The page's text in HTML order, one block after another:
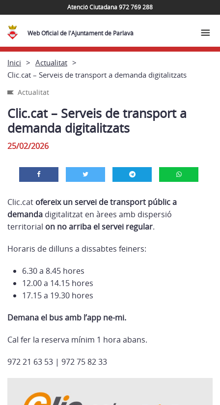
Atenció Ciutadana 972 769 288
Web Oficial de l'Ajuntament de Parlavà
Inici
Actualitat
Clic.cat – Serveis de transport a demanda digitalitzats
Actualitat
Clic.cat – Serveis de transport a
demanda digitalitzats
25/02/2026
Clic.cat ofereix un servei de transport públic a
demanda digitalitzat en àrees amb dispersió
territorial on no arriba el servei regular.
Horaris de dilluns a dissabtes feiners:
6.30 a 8.45 hores
12.00 a 14.15 hores
17.15 a 19.30 hores
Demana el bus amb l’app ne-mi.
Cal fer la reserva mínim 1 hora abans.
972 21 63 53 | 972 75 82 33